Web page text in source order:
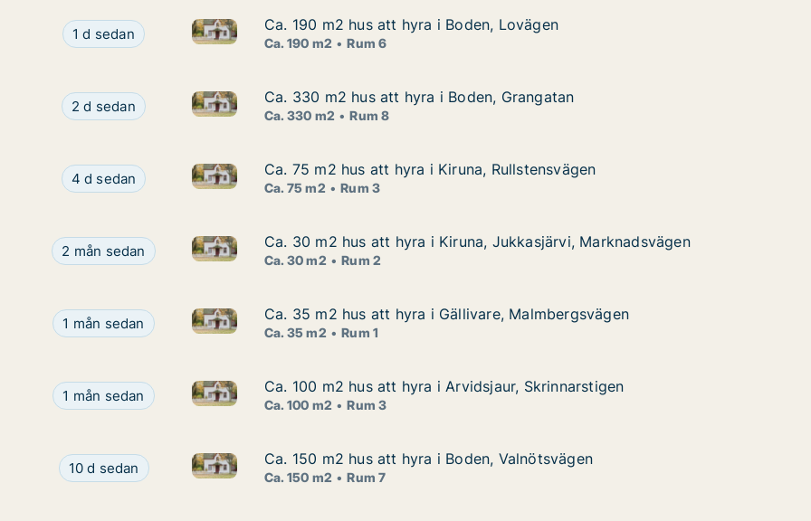
Ca. 190 m2 hus att hyra i Boden, Lovägen
1 d sedan Ca. 190 m2 hus att hyra i Boden, Lovägen
Ca. 190 m2 hus att hyra i Boden, Lovägen
Ca. 190 m2 hus att hyra i Boden, Lovägen
Ca. 190 m2 Rum 6
Ca. 330 m2 hus att hyra i Boden, Grangatan
2 d sedan Ca. 330 m2 hus att hyra i Boden, Grangatan
Ca. 330 m2 hus att hyra i Boden, Grangatan
Ca. 330 m2 hus att hyra i Boden, Grangatan
Ca. 330 m2 Rum 8
Ca. 75 m2 hus att hyra i Kiruna, Rullstensvägen
4 d sedan Ca. 75 m2 hus att hyra i Kiruna, Rullstensvägen
Ca. 75 m2 hus att hyra i Kiruna, Rullstensvägen
Ca. 75 m2 hus att hyra i Kiruna, Rullstensvägen
Ca. 75 m2 Rum 3
Ca. 30 m2 hus att hyra i Kiruna, Jukkasjärvi, Marknadsvägen
2 mån sedan Ca. 30 m2 hus att hyra i Kiruna, Jukkasjärvi, Marknadsvägen
Ca. 30 m2 hus att hyra i Kiruna, Jukkasjärvi, Marknadsvägen
Ca. 30 m2 hus att hyra i Kiruna, Jukkasjärvi, Marknadsvägen
Ca. 30 m2 Rum 2
Ca. 35 m2 hus att hyra i Gällivare, Malmbergsvägen
1 mån sedan Ca. 35 m2 hus att hyra i Gällivare, Malmbergsvägen
Ca. 35 m2 hus att hyra i Gällivare, Malmbergsvägen
Ca. 35 m2 hus att hyra i Gällivare, Malmbergsvägen
Ca. 35 m2 Rum 1
Ca. 100 m2 hus att hyra i Arvidsjaur, Skrinnarstigen
1 mån sedan Ca. 100 m2 hus att hyra i Arvidsjaur, Skrinnarstigen
Ca. 100 m2 hus att hyra i Arvidsjaur, Skrinnarstigen
Ca. 100 m2 hus att hyra i Arvidsjaur, Skrinnarstigen
Ca. 100 m2 Rum 3
Ca. 150 m2 hus att hyra i Boden, Valnötsvägen
10 d sedan Ca. 150 m2 hus att hyra i Boden, Valnötsvägen
Ca. 150 m2 hus att hyra i Boden, Valnötsvägen
Ca. 150 m2 hus att hyra i Boden, Valnötsvägen
Ca. 150 m2 Rum 7